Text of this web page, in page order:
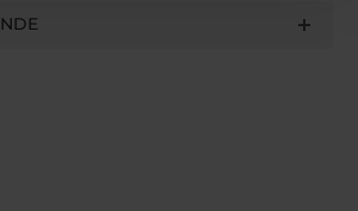
che hai fornito loro o che hanno